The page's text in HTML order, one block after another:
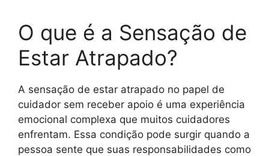
O que é a Sensação de
Estar Atrapado?
A sensação de estar atrapado no papel de
cuidador sem receber apoio é uma experiência
emocional complexa que muitos cuidadores
enfrentam. Essa condição pode surgir quando a
pessoa sente que suas responsabilidades como